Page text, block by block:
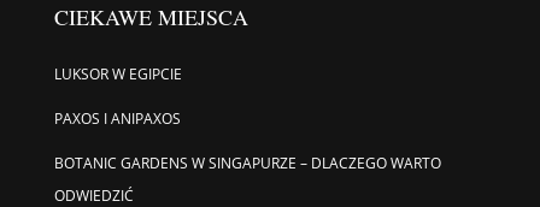
CIEKAWE MIEJSCA
LUKSOR W EGIPCIE
PAXOS I ANIPAXOS
BOTANIC GARDENS W SINGAPURZE – DLACZEGO WARTO
ODWIEDZIĆ